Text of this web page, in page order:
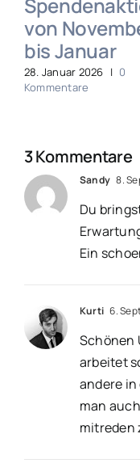
von
bis Januar
28. Januar 2026 | 0
Kommentare
3 Kommentare
Sandy 8.
Du
Ein
Kurti 6.
Schönen
arbeitet
andere in
man
mitreden